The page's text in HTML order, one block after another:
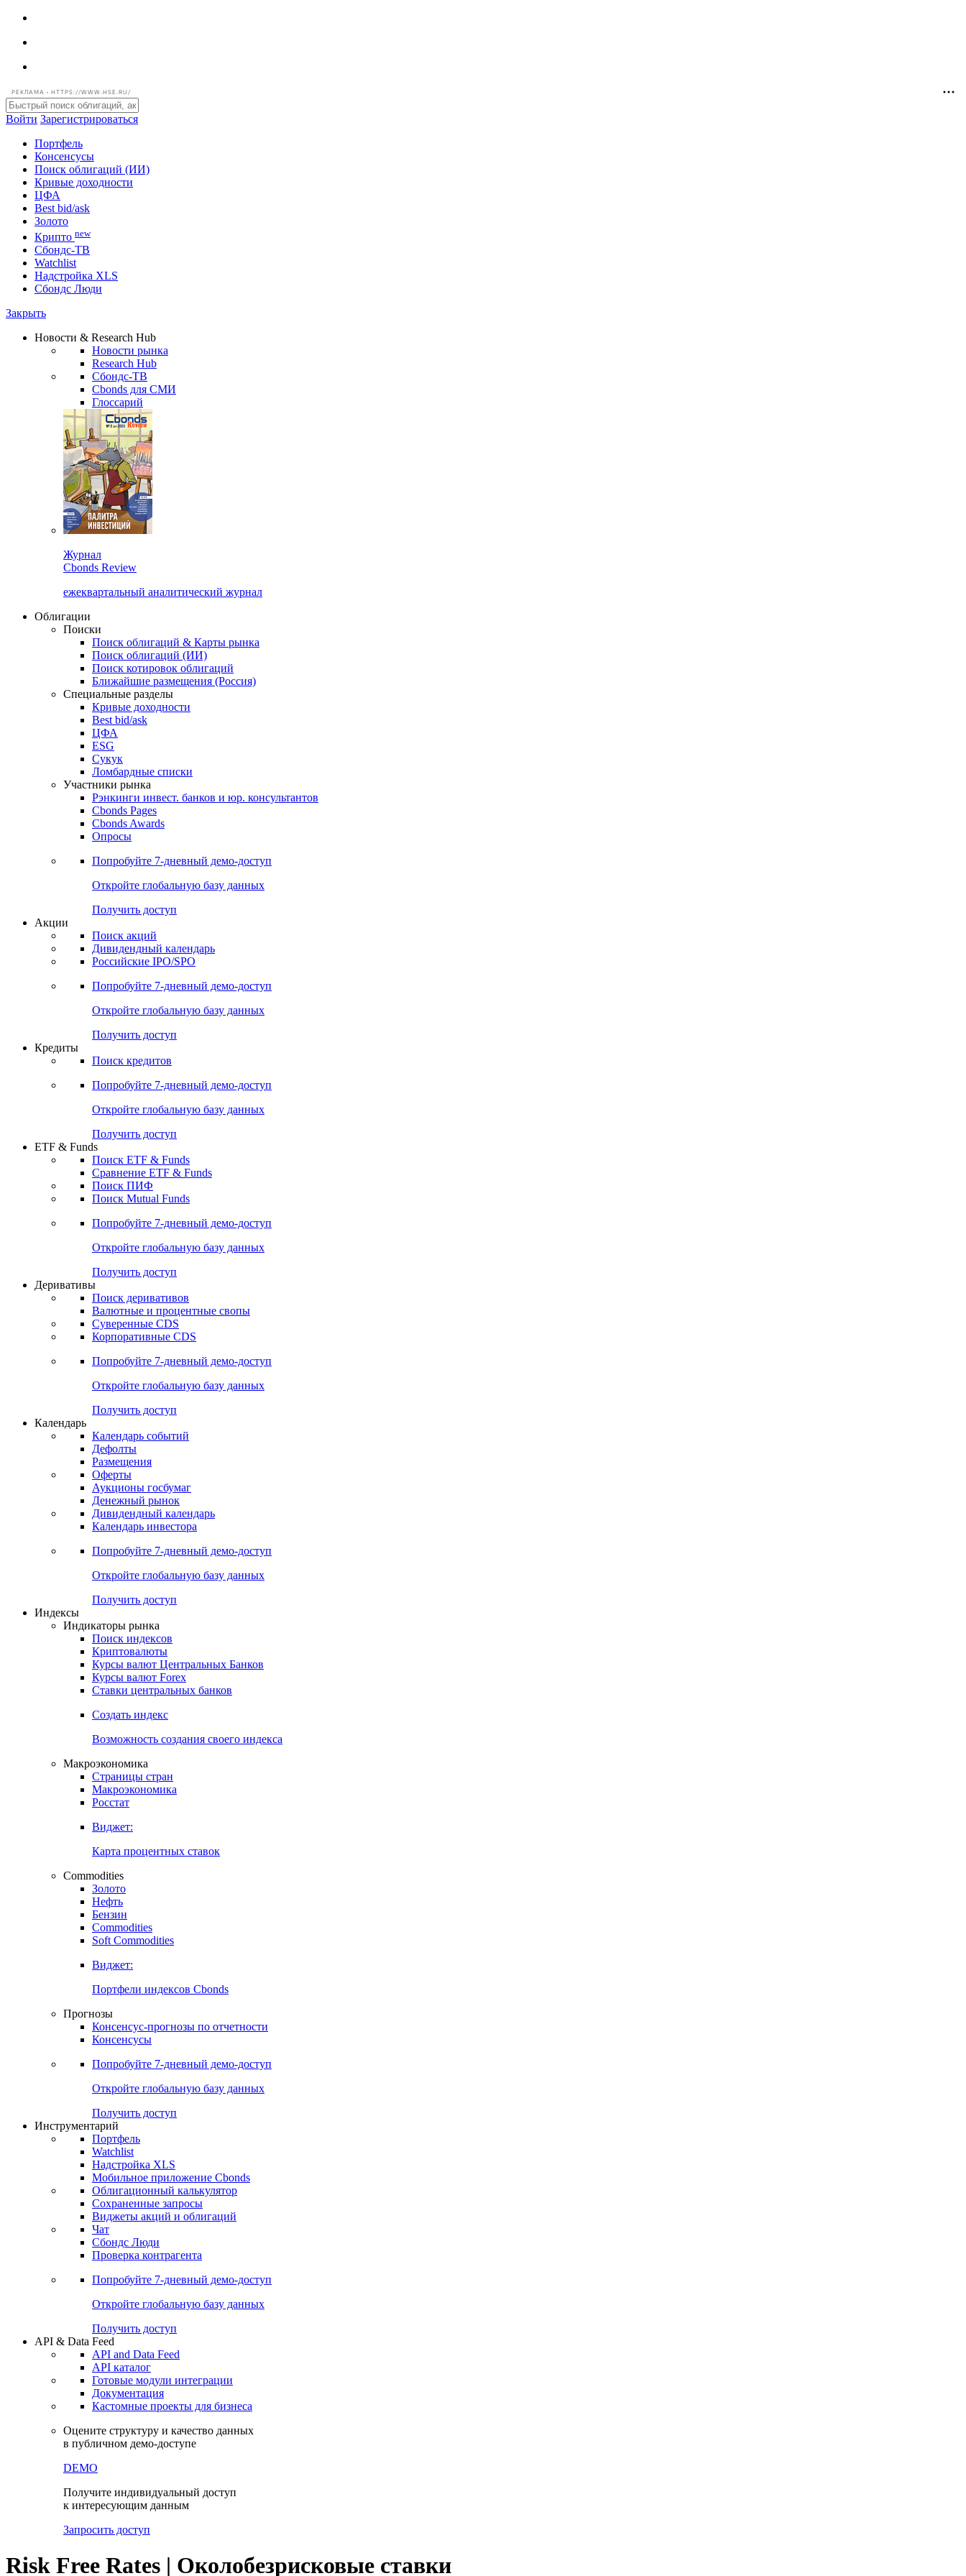
РЕКЛАМА • HTTPS://WWW.HSE.RU/
Войти Зарегистрироваться
Портфель
Консенсусы
Поиск облигаций (ИИ)
Кривые доходности
ЦФА
Best bid/ask
Золото
Криптоnew
Сбондс-ТВ
Надстройка XLS
Сбондс Люди
Новости & Research Hub
Новости рынка
Research Hub
Сбондс-ТВ
Cbonds для СМИ
Глоссарий
Журнал
Cbonds Review
ежеквартальный аналитический журнал
Облигации
Поиски
Поиск облигаций & Карты рынка
Поиск облигаций (ИИ)
Поиск котировок облигаций
Ближайшие размещения (Россия)
Специальные разделы
Кривые доходности
Best bid/ask
ЦФА
ESG
Сукук
Ломбардные списки
Участники рынка
Рэнкинги инвест. банков и юр. консультантов
Cbonds Pages
Cbonds Awards
Опросы
Попробуйте7-дневный
Откройте глобальную базу данных
Получить доступ
Акции
Поиск акций
Дивидендный календарь
Российские IPO/SPO
Попробуйте7-дневный
Откройте глобальную базу данных
Получить доступ
Кредиты
Поиск кредитов
Попробуйте7-дневный
Откройте глобальную базу данных
Получить доступ
ETF & Funds
Поиск ETF & Funds
Сравнение ETF & Funds
Поиск ПИФ
Поиск Mutual Funds
Попробуйте7-дневный
Откройте глобальную базу данных
Получить доступ
Деривативы
Поиск деривативов
Валютные и процентные свопы
Суверенные CDS
Корпоративные CDS
Попробуйте7-дневный
Откройте глобальную базу данных
Получить доступ
Календарь
Календарь событий
Дефолты
Размещения
Оферты
Аукционы госбумаг
Денежный рынок
Дивидендный календарь
Календарь инвестора
Попробуйте7-дневный
Получить доступ
Индикаторы рынка
Поиск индексов
Криптовалюты
Курсы валют Центральных Банков
Курсы валют Forex
Ставки центральных банков
Создать индекс
Возможность создания своего индекса
Макроэкономика
Страницы стран
Макроэкономика
Росстат
Виджет:
Карта процентных ставок
Commodities
Золото
Нефть
Бензин
Commodities
Soft Commodities
Виджет:
Портфели индексов Cbonds
Прогнозы
Консенсус-прогнозы по отчетности
Консенсусы
Попробуйте7-дневный
Откройте глобальную базу данных
Получить доступ
Инструментарий
Портфель
Watchlist
Надстройка XLS
Мобильное приложение Cbonds
Облигационный калькулятор
Сохраненные запросы
Виджеты акций и облигаций
Чат
Сбондс Люди
Проверка контрагента
Попробуйте7-дневный
Откройте глобальную базу данных
Получить доступ
API & Data Feed
API and Data Feed
API каталог
Документация
Кастомные проекты для бизнеса
Оцените структуру и качество данных
в публичном демо-доступе
DEMO
Получите индивидуальный доступ